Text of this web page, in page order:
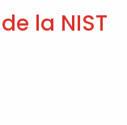
la NIST